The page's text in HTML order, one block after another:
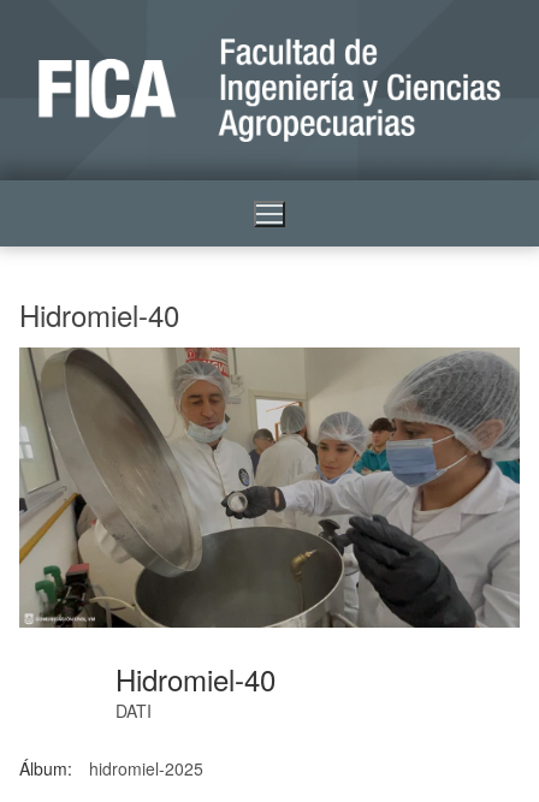
Hidromiel-40
Hidromiel-40
DATI
Álbum: hidromiel-2025